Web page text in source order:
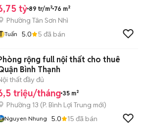
tỷ 89 tr/m² 76 m²
Phường Tân Sơn Nhì
Tuấn 5.0 5 đã bán
rộng full nội thất cho thuê
Bình Thạnh
thất đầy đủ
triệu/tháng 35 m²
Phường 13 (P. Bình Lợi Trung mới)
Nguyen Nhung 5.0 15 đã bán